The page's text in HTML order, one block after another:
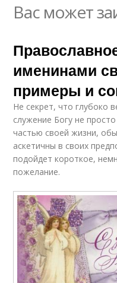
Вас может
именинами
примеры и
Не секрет, что глубоко
служение Богу не
частью своей жизни,
аскетичны в своих
подойдет короткое,
пожелание.